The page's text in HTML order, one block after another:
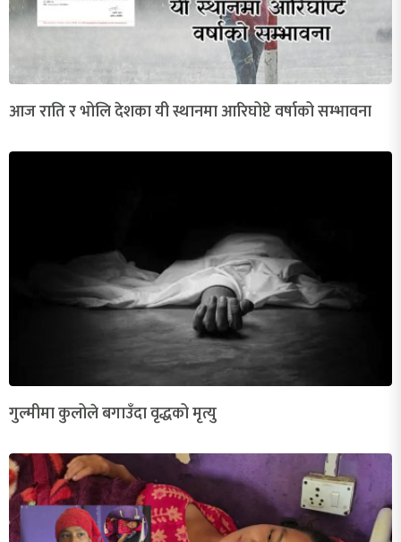
आज राति र भोलि देशका यी स्थानमा आरिघोप्टे वर्षाको सम्भावना
गुल्मीमा कुलोले बगाउँदा वृद्धको मृत्यु